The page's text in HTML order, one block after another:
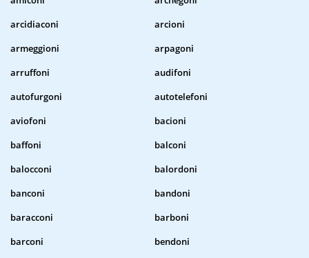
arcidiaconi
arcioni
armeggioni
arpagoni
arruffoni
audifoni
autofurgoni
autotelefoni
aviofoni
bacioni
baffoni
balconi
balocconi
balordoni
banconi
bandoni
baracconi
barboni
barconi
bendoni